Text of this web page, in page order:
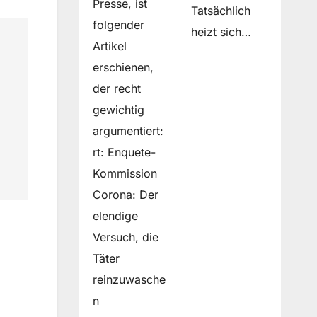
Presse, ist
folgender
Artikel
erschienen,
der recht
gewichtig
argumentiert:
rt: Enquete-
Kommission
Corona: Der
elendige
Versuch, die
Täter
reinzuwasche
n
Tatsächlich
heizt sich…